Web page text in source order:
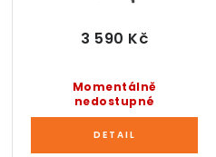
Momentálně
nedostupné
3 590 Kč